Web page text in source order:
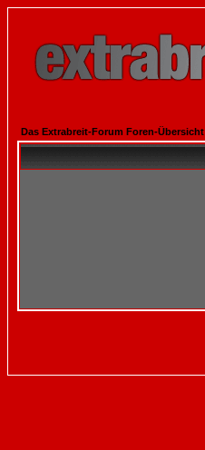
Das Extrabreit-Forum Foren-Übersicht